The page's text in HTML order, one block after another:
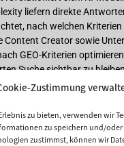
Zustimmung
zu bieten, verwenden wir
zu speichern und/
zustimmst, können wir
liefern direkte
nach welchen
Content Creator sowie
GEO-Kriterien
Suche sichtbar zu
dabei, lokale